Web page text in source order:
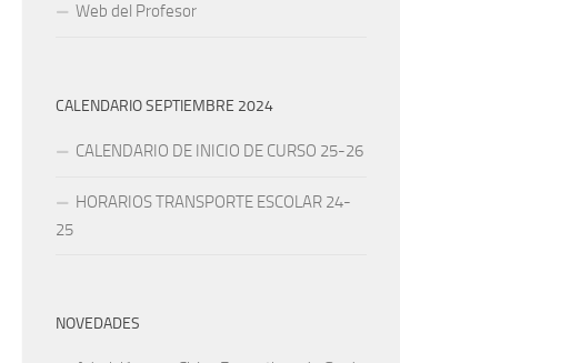
Web del Profesor
CALENDARIO SEPTIEMBRE 2024
CALENDARIO DE INICIO DE CURSO 25-26
HORARIOS TRANSPORTE ESCOLAR 24-
25
NOVEDADES